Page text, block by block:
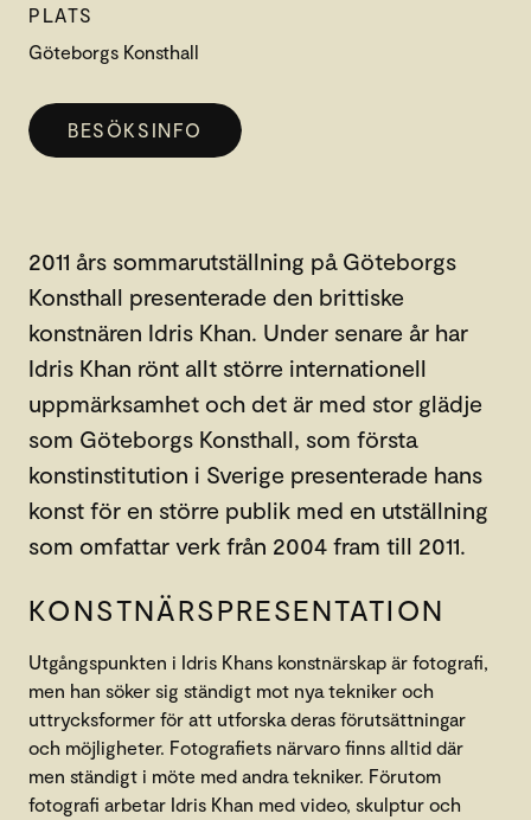
PLATS
Göteborgs Konsthall
BESÖKSINFO
2011 års sommarutställning på Göteborgs
Konsthall presenterade den brittiske
konstnären Idris Khan. Under senare år har
Idris Khan rönt allt större internationell
uppmärksamhet och det är med stor glädje
som Göteborgs Konsthall, som första
konstinstitution i Sverige presenterade hans
konst för en större publik med en utställning
som omfattar verk från 2004 fram till 2011.
KONSTNÄRSPRESENTATION
Utgångspunkten i Idris Khans konstnärskap är fotografi,
men han söker sig ständigt mot nya tekniker och
uttrycksformer för att utforska deras förutsättningar
och möjligheter. Fotografiets närvaro finns alltid där
men ständigt i möte med andra tekniker. Förutom
fotografi arbetar Idris Khan med video, skulptur och